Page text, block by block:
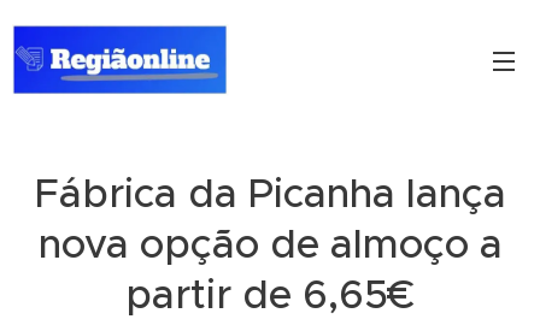
Fábrica da Picanha lança
nova opção de almoço a
partir de 6,65€